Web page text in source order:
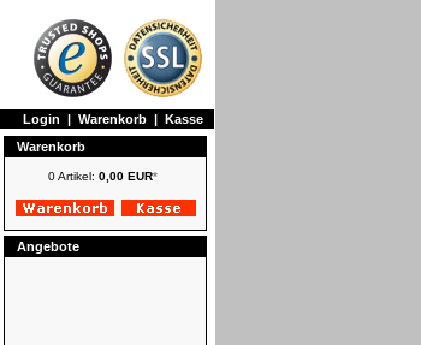
Login | Warenkorb | Kasse
Warenkorb
0 Artikel: 0,00 EUR*
Angebote